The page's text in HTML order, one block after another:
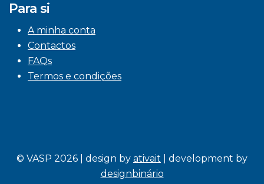
Para si
A minha conta
Contactos
FAQs
Termos e condições
© VASP 2026 | design by ativait | development by
designbinário